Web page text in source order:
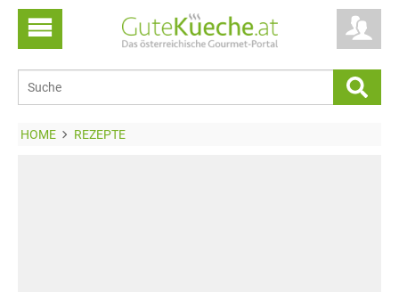
HOME REZEPTE